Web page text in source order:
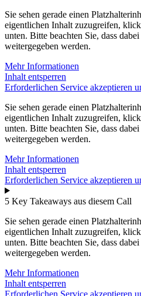
Sie sehen gerade einen
eigentlichen Inhalt zuzugreifen,
unten. Bitte beachten Sie, dass
weitergegeben werden.
Mehr Informationen
Inhalt entsperren
Erforderlichen Service akzeptieren
Sie sehen gerade einen
eigentlichen Inhalt zuzugreifen,
unten. Bitte beachten Sie, dass
weitergegeben werden.
Mehr Informationen
Inhalt entsperren
Erforderlichen Service akzeptieren
5 Key Takeaways aus diesem Call
Sie sehen gerade einen
eigentlichen Inhalt zuzugreifen,
unten. Bitte beachten Sie, dass
weitergegeben werden.
Mehr Informationen
Inhalt entsperren
Erforderlichen Service akzeptieren